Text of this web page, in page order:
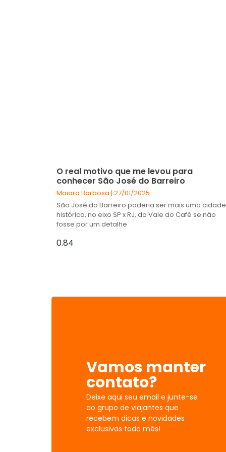
O real motivo que me levou para
conhecer São José do Barreiro
Maiara Barbosa 27/01/2025
São José do Barreiro poderia ser mais uma cidade
histórica, no eixo SP x RJ, do Vale do Café se não
fosse por um detalhe
Vamos manter
contato?
Deixe aqui seu email e junte-se
ao grupo de viajantes que
recebem dicas e novidades
exclusivas todo mês!